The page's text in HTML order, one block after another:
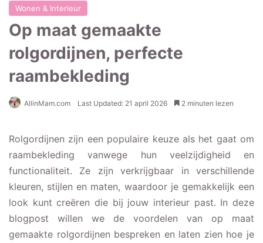
Wonen & Interieur
Op maat gemaakte
rolgordijnen, perfecte
raambekleding
AllinMam.com Last Updated: 21 april 2026 2 minuten lezen
Rolgordijnen zijn een populaire keuze als het gaat om
raambekleding vanwege hun veelzijdigheid en
functionaliteit. Ze zijn verkrijgbaar in verschillende
kleuren, stijlen en maten, waardoor je gemakkelijk een
look kunt creëren die bij jouw interieur past. In deze
blogpost willen we de voordelen van op maat
gemaakte rolgordijnen bespreken en laten zien hoe je